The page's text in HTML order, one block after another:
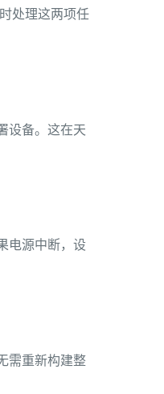
处理这两项任
设备。这在天
电源中断，设
需重新构建整